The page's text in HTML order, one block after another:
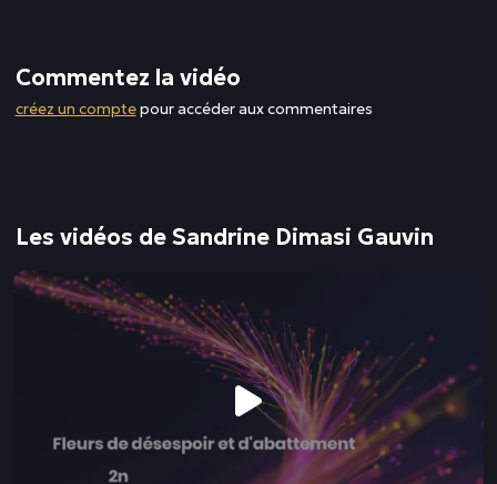
Commentez la vidéo
créez un comptepour accéder aux commentaires
Les vidéos de Sandrine Dimasi Gauvin